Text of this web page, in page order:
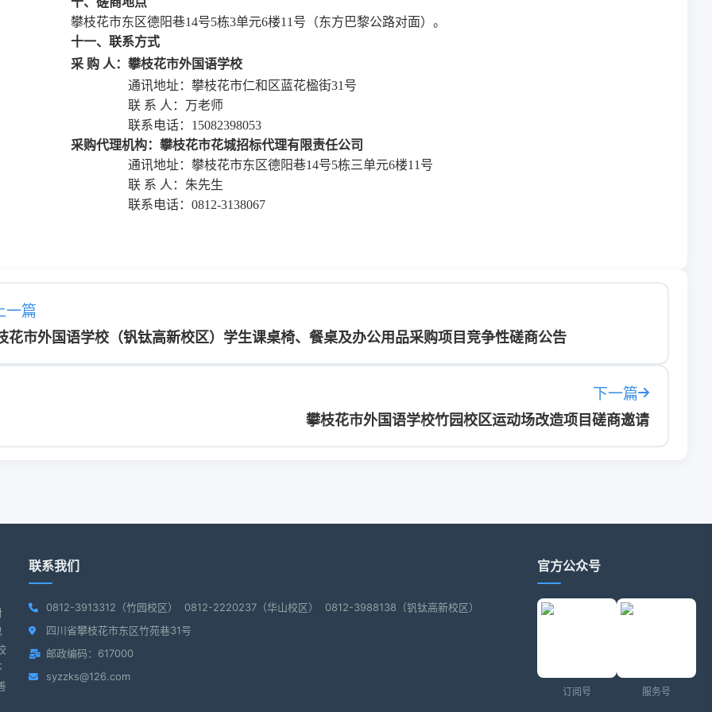
攀枝花市东区德阳巷14号5栋3单元6楼11号（东方巴黎公路对面）。
十一、联系方式
采 购 人：攀枝花市外国语学校
通讯地址：攀枝花市仁和区蓝花楹街31号
联 系 人： 万老师
联系电话： 15082398053
采购代理机构：攀枝花市花城招标代理有限责任公司
通讯地址：攀枝花市东区德阳巷14号5栋三单元6楼11号
联 系 人：朱先生
联系电话：0812-3138067
一篇
花市外国语学校（钒钛高新校区）学生课桌椅、餐桌及办公用品采购项目竞争性磋商公告
下一篇
攀枝花市外国语学校竹园校区运动场改造项目磋商邀请
联系我们
0812-3913312（竹园校区） 0812-2220237（华山校区） 0812-3988138（钒钛高新校区）
四川省攀枝花市东区竹苑巷31号
邮政编码：617000
syzzks@126.com
官方公众号
订阅号 服务号